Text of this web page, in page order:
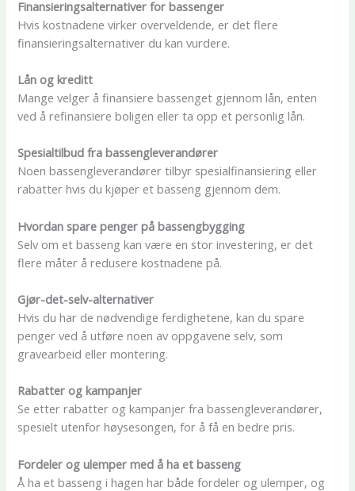
Finansieringsalternativer for bassenger
Hvis kostnadene virker overveldende, er det flere
finansieringsalternativer du kan vurdere.
Lån og kreditt
Mange velger å finansiere bassenget gjennom lån, enten
ved å refinansiere boligen eller ta opp et personlig lån.
Spesialtilbud fra bassengleverandører
Noen bassengleverandører tilbyr spesialfinansiering eller
rabatter hvis du kjøper et basseng gjennom dem.
Hvordan spare penger på bassengbygging
Selv om et basseng kan være en stor investering, er det
flere måter å redusere kostnadene på.
Gjør-det-selv-alternativer
Hvis du har de nødvendige ferdighetene, kan du spare
penger ved å utføre noen av oppgavene selv, som
gravearbeid eller montering.
Rabatter og kampanjer
Se etter rabatter og kampanjer fra bassengleverandører,
spesielt utenfor høysesongen, for å få en bedre pris.
Fordeler og ulemper med å ha et basseng
Å ha et basseng i hagen har både fordeler og ulemper, og